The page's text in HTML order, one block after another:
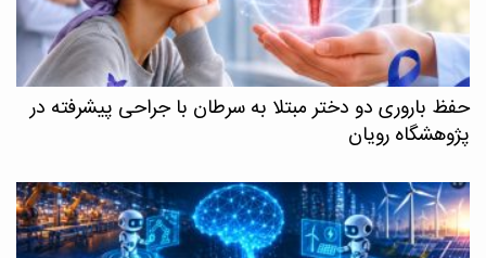
حفظ باروری دو دختر مبتلا به سرطان با جراحی پیشرفته در
پژوهشگاه رویان